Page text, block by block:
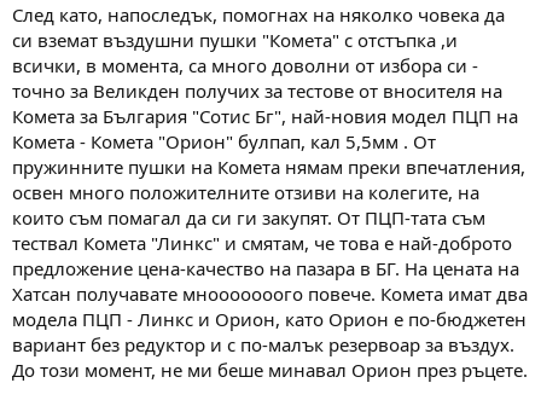
т
а
След като, напоследък, помогнах на няколко човека да
си вземат въздушни пушки "Комета" с отстъпка ,и
всички, в момента, са много доволни от избора си -
точно за Великден получих за тестове от вносителя на
Комета за България "Сотис Бг", най-новия модел ПЦП на
Комета - Комета "Орион" булпап, кал 5,5мм . От
пружинните пушки на Комета нямам преки впечатления,
освен много положителните отзиви на колегите, на
които съм помагал да си ги закупят. От ПЦП-тата съм
тествал Комета "Линкс" и смятам, че това е най-доброто
предложение цена-качество на пазара в БГ. На цената на
Хатсан получавате мнооооооого повече. Комета имат два
модела ПЦП - Линкс и Орион, като Орион е по-бюджетен
вариант без редуктор и с по-малък резервоар за въздух.
До този момент, не ми беше минавал Орион през ръцете.